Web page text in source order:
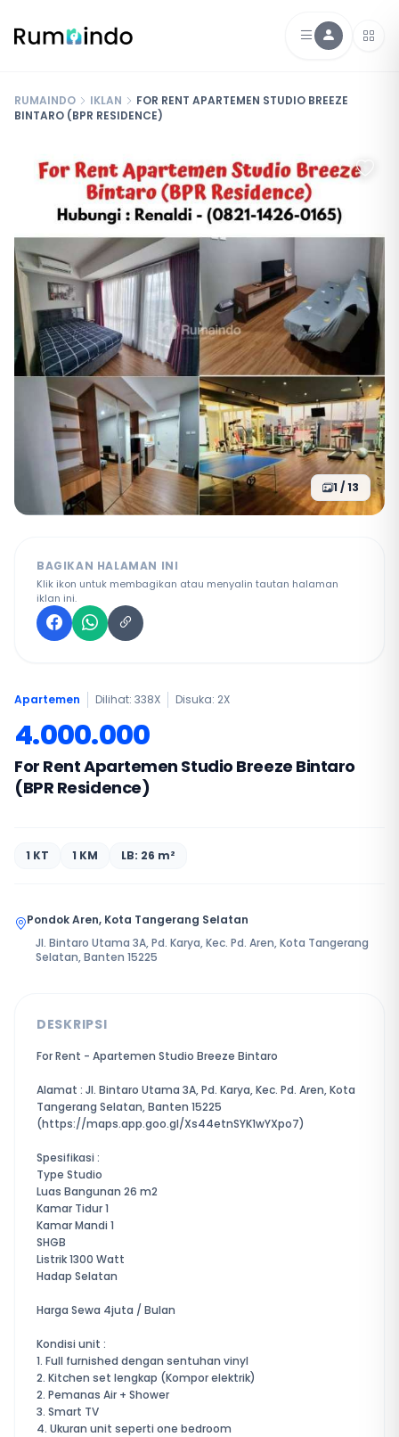
RUMAINDO IKLAN
FOR RENT APARTEMEN STUDIO BREEZE
BINTARO (BPR RESIDENCE)
1 / 13
BAGIKAN HALAMAN INI
Klik ikon untuk membagikan atau menyalin tautan halaman
iklan ini.
Apartemen Dilihat: 338X Disuka: 2X
4.000.000
For Rent Apartemen Studio Breeze Bintaro
(BPR Residence)
1 KT 1 KM LB: 26 m²
Pondok Aren, Kota Tangerang Selatan
Jl. Bintaro Utama 3A, Pd. Karya, Kec. Pd. Aren, Kota Tangerang
Selatan, Banten 15225
DESKRIPSI
For Rent - Apartemen Studio Breeze Bintaro
Alamat : Jl. Bintaro Utama 3A, Pd. Karya, Kec. Pd. Aren, Kota
Tangerang Selatan, Banten 15225
(https://maps.app.goo.gl/Xs44etnSYK1wYXpo7)
Spesifikasi :
Type Studio
Luas Bangunan 26 m2
Kamar Tidur 1
Kamar Mandi 1
SHGB
Listrik 1300 Watt
Hadap Selatan
Harga Sewa 4juta / Bulan
Kondisi unit :
1. Full furnished dengan sentuhan vinyl
2. Kitchen set lengkap (Kompor elektrik)
2. Pemanas Air + Shower
3. Smart TV
4. Ukuran unit seperti one bedroom